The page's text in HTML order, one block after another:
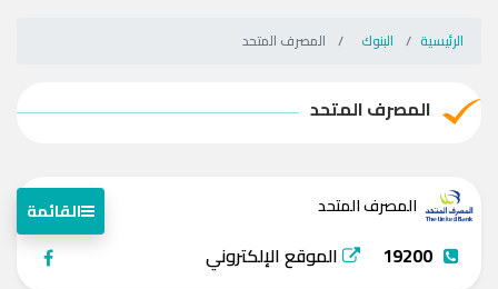
الرئيسية البنوك المصرف المتحد
المصرف المتحد
المصرف المتحد القائمة
19200 الموقع الإلكتروني